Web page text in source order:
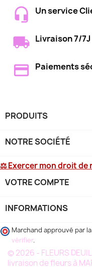
Un service
Livraison 7/
Paiements
PRODUITS
NOTRE SOCIÉTÉ
⚖ Exercer mon droit
VOTRE COMPTE
INFORMATIONS
Marchand approuvé par
vérifier.
© 2026 - FLEURS
livraison de fleurs à